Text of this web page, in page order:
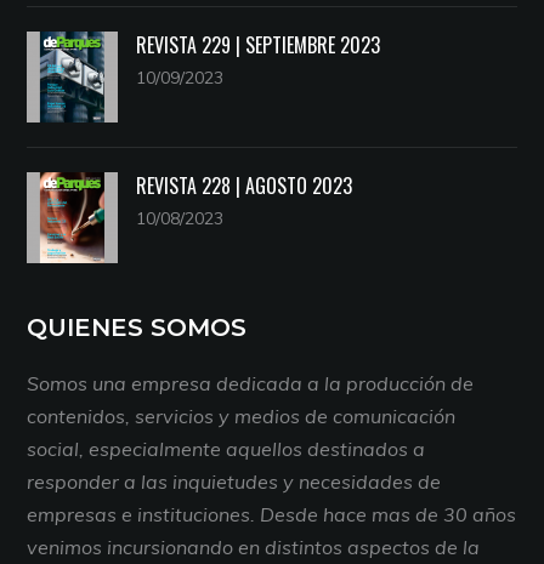
REVISTA 229 | SEPTIEMBRE 2023
10/09/2023
REVISTA 228 | AGOSTO 2023
10/08/2023
QUIENES SOMOS
Somos una empresa dedicada a la producción de
contenidos, servicios y medios de comunicación
social, especialmente aquellos destinados a
responder a las inquietudes y necesidades de
empresas e instituciones. Desde hace mas de 30 años
venimos incursionando en distintos aspectos de la